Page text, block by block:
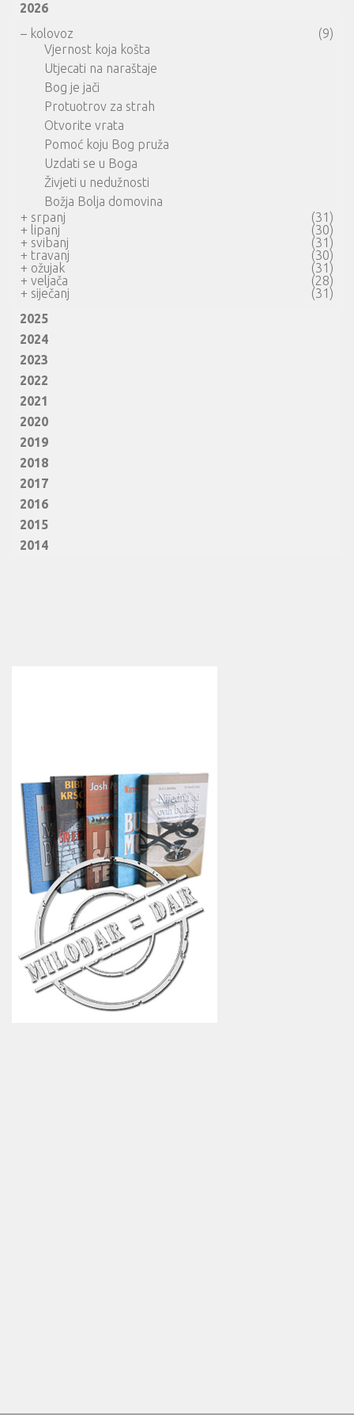
2026
– kolovoz
(9)
Vjernost koja košta
Utjecati na naraštaje
Bog je jači
Protuotrov za strah
Otvorite vrata
Pomoć koju Bog pruža
Uzdati se u Boga
Živjeti u nedužnosti
Božja Bolja domovina
+ srpanj
(31)
+ lipanj
(30)
+ svibanj
(31)
+ travanj
(30)
+ ožujak
(31)
+ veljača
(28)
+ siječanj
(31)
2025
2024
2023
2022
2021
2020
2019
2018
2017
2016
2015
2014